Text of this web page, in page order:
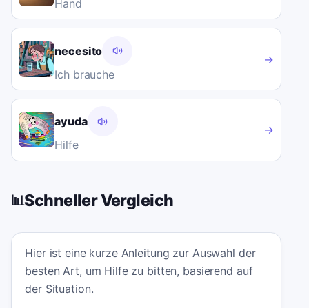
Hand
necesito
Ich brauche
→
ayuda
Hilfe
→
📊Schneller Vergleich
Hier ist eine kurze Anleitung zur Auswahl der
besten Art, um Hilfe zu bitten, basierend auf
der Situation.